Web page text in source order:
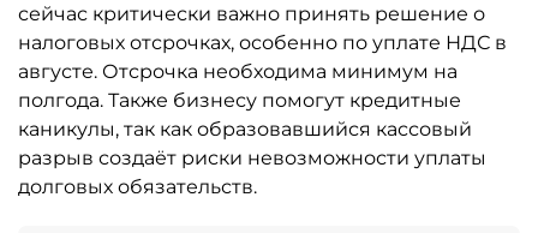
сейчас критически важно принять решение о
налоговых отсрочках, особенно по уплате НДС в
августе. Отсрочка необходима минимум на
полгода. Также бизнесу помогут кредитные
каникулы, так как образовавшийся кассовый
разрыв создаёт риски невозможности уплаты
долговых обязательств.